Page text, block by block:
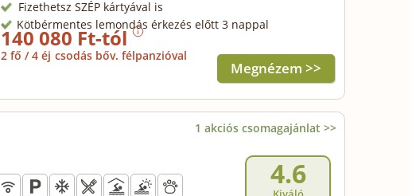
Fizethetsz SZÉP kártyával is
Kötbérmentes lemondás érkezés előtt 3 nappal
140 080 Ft-tól
2 fő / 4 éj csodás bőv. félpanzióval
Megnézem >>
1 akciós csomagajánlat >>
4.6